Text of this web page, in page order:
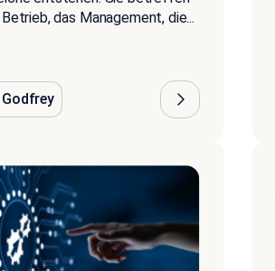
das Management, die...